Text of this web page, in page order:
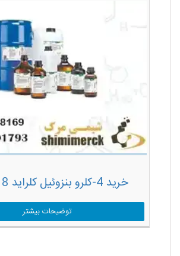
خرید 4-کلرو بنزوئیل کلراید 802618
توضیحات بیشتر